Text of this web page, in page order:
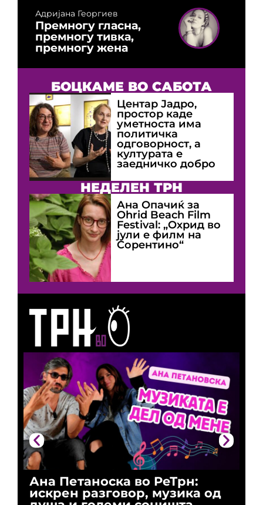
Ана Петаноска во РеТрн:
искрен разговор, музика од
Адријана Георгиев
Премногу гласна,
премногу тивка,
премногу жена
БОЦКАМЕ ВО САБОТА
Центар Јадро,
простор каде
уметноста има
политичка
одговорност, а
културата е
заедничко добро
НЕДЕЛЕН ТРН
Ана Опачиќ за
Оhrid Beach Film
Festival: „Охрид во
јули е филм на
Сорентино“